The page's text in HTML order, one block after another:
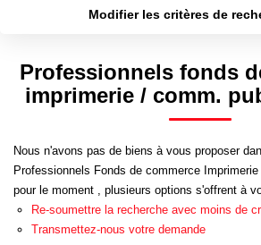
LOUER
VENDRE
FAIRE GÉRER
NEUF
CONTACT
Modifier les critères de
Surface min Budget
Professionnels fonds
imprimerie / comm.
Nous n'avons pas de biens à vous proposer
Professionnels Fonds de commerce
pour le moment , plusieurs options s'offrent à
Re-soumettre la recherche avec moins de
Transmettez-nous votre demande